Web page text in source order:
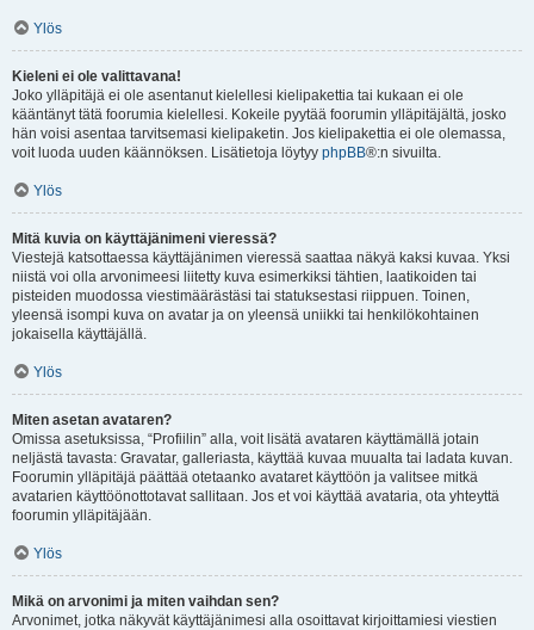
Ylös
Kieleni ei ole valittavana!
Joko ylläpitäjä ei ole asentanut kielellesi kielipakettia tai kukaan ei ole
kääntänyt tätä foorumia kielellesi. Kokeile pyytää foorumin ylläpitäjältä, josko
hän voisi asentaa tarvitsemasi kielipaketin. Jos kielipakettia ei ole olemassa,
voit luoda uuden käännöksen. Lisätietoja löytyy phpBB®:n sivuilta.
Ylös
Mitä kuvia on käyttäjänimeni vieressä?
Viestejä katsottaessa käyttäjänimen vieressä saattaa näkyä kaksi kuvaa. Yksi
niistä voi olla arvonimeesi liitetty kuva esimerkiksi tähtien, laatikoiden tai
pisteiden muodossa viestimäärästäsi tai statuksestasi riippuen. Toinen,
yleensä isompi kuva on avatar ja on yleensä uniikki tai henkilökohtainen
jokaisella käyttäjällä.
Ylös
Miten asetan avataren?
Omissa asetuksissa, “Profiilin” alla, voit lisätä avataren käyttämällä jotain
neljästä tavasta: Gravatar, galleriasta, käyttää kuvaa muualta tai ladata kuvan.
Foorumin ylläpitäjä päättää otetaanko avataret käyttöön ja valitsee mitkä
avatarien käyttöönottotavat sallitaan. Jos et voi käyttää avataria, ota yhteyttä
foorumin ylläpitäjään.
Ylös
Mikä on arvonimi ja miten vaihdan sen?
Arvonimet, jotka näkyvät käyttäjänimesi alla osoittavat kirjoittamiesi viestien